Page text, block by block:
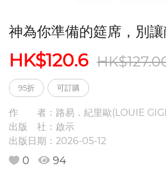
神為你準備的筵席，別讓
HK$120.6
95折 可訂購
作 者： 路易．紀里歐(LOUIE
出版 社： 啟示
出版日期： 2026-05-12
0 94